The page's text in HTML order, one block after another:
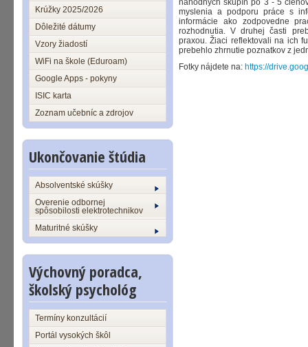
Krúžky 2025/2026
Dôležité dátumy
Vzory žiadostí
WiFi na škole (Eduroam)
Google Apps - pokyny
ISIC karta
Zoznam učebníc a zdrojov
Ukončovanie štúdia
Absolventské skúšky
Overenie odbornej
spôsobilosti elektrotechnikov
Maturitné skúšky
Výchovný poradca,
školský psychológ
Termíny konzultácií
Portál vysokých škôl
náhodných skupín po 3 - 5
myslenia a podporu práce s
informácie ako zodpovedne
rozhodnutia. V druhej časti
praxou. Žiaci reflektovali na ich
prebehlo zhrnutie poznatkov z
Fotky nájdete na: https://